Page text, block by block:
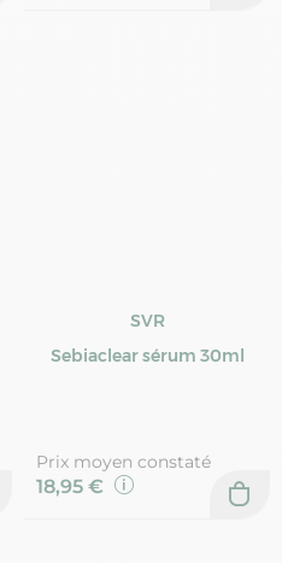
SVR
Sebiaclear sérum 30ml
Prix moyen constaté
18,95 €